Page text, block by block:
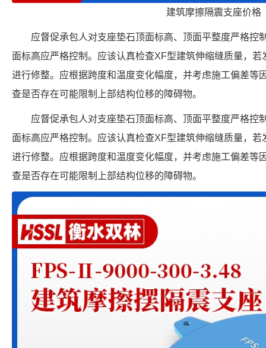
建筑摩擦隔震支座价格
应督促承包人对支座垫石顶面标高、顶面平整度严格控
面标高应严格控制。应该认真检查XF型建筑伸缩缝质量，
进行修整。应根据跨度和温度变化幅度，并考虑施工偏差等
查是否存在可能限制上部结构位移的障碍物。
应督促承包人对支座垫石顶面标高、顶面平整度严格控
面标高应严格控制。应该认真检查XF型建筑伸缩缝质量，
进行修整。应根据跨度和温度变化幅度，并考虑施工偏差等
查是否存在可能限制上部结构位移的障碍物。